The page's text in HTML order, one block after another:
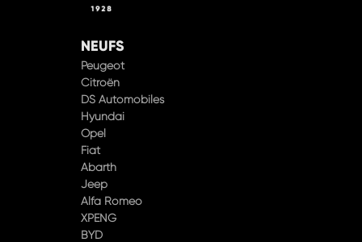
NEUFS
Peugeot
Citroën
DS Automobiles
Hyundai
Opel
Fiat
Abarth
Jeep
Alfa Romeo
XPENG
BYD